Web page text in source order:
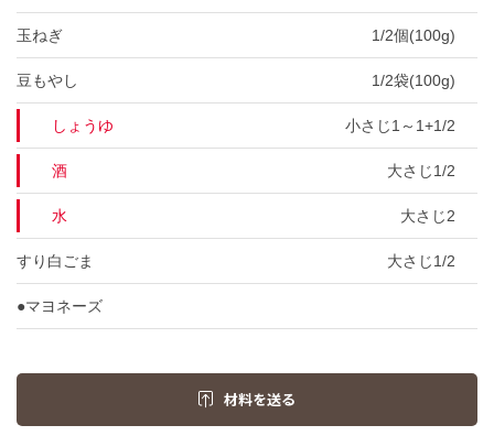
玉ねぎ 1/2個(100g)
豆もやし 1/2袋(100g)
しょうゆ 小さじ1～1+1/2
酒 大さじ1/2
水 大さじ2
すり白ごま 大さじ1/2
●マヨネーズ
材料を送る